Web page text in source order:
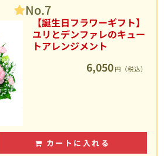
No.7
【誕生日フラワーギフト】
ユリとデンファレのキュー
トアレンジメント
6,050 円（税込）
カートに入れる